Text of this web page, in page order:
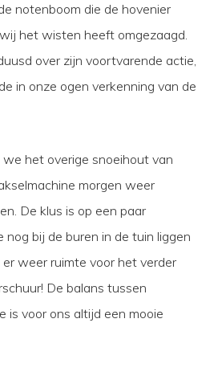
notenboom die de hovenier
het wisten heeft omgezaagd.
over zijn voortvarende actie,
in onze ogen verkenning van de
we het overige snoeihout van
morgen weer
De klus is op een paar
nog bij de buren in de tuin liggen
weer ruimte voor het verder
De balans tussen
is voor ons altijd een mooie